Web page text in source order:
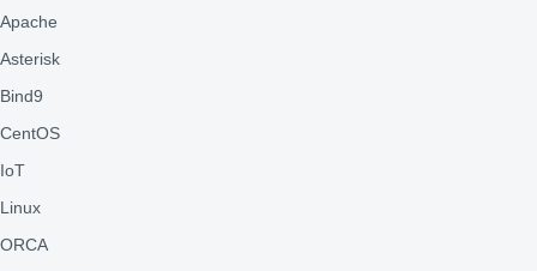
Apache
Asterisk
Bind9
CentOS
IoT
Linux
ORCA